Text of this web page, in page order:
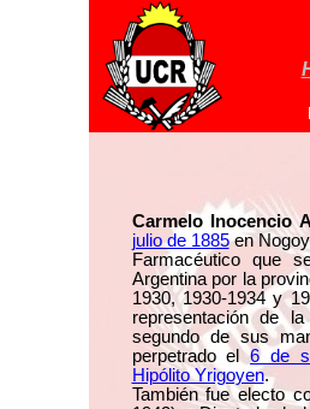
Carmelo Inocencio
julio de 1885en
Farmacéutico que
Argentina por la
1930, 1930-1934 y
representación de
segundo de sus
perpetrado el6 de
Hipólito Yrigoyen.
También fue electo